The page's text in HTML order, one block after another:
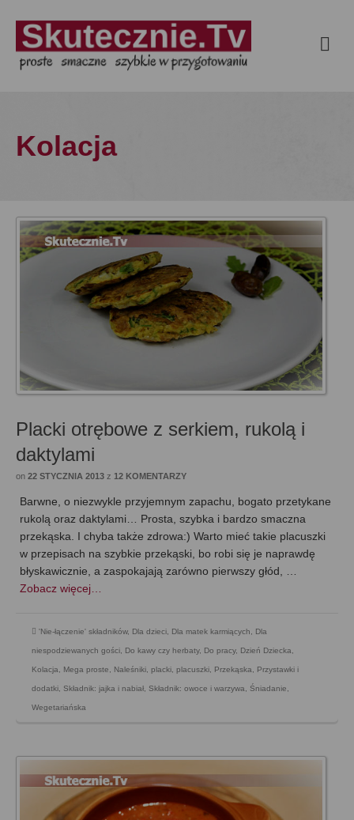
Kolacja
Placki otrębowe z serkiem, rukolą i
daktylami
on 22 STYCZNIA 2013 z 12 KOMENTARZY
Barwne, o niezwykle przyjemnym zapachu, bogato przetykane
rukolą oraz daktylami… Prosta, szybka i bardzo smaczna
przekąska. I chyba także zdrowa:) Warto mieć takie placuszki
w przepisach na szybkie przekąski, bo robi się je naprawdę
błyskawicznie, a zaspokajają zarówno pierwszy głód, …
Zobacz więcej…
'Nie-łączenie' składników, Dla dzieci, Dla matek karmiących, Dla
niespodziewanych gości, Do kawy czy herbaty, Do pracy, Dzień Dziecka,
Kolacja, Mega proste, Naleśniki, placki, placuszki, Przekąska, Przystawki i
dodatki, Składnik: jajka i nabiał, Składnik: owoce i warzywa, Śniadanie,
Wegetariańska